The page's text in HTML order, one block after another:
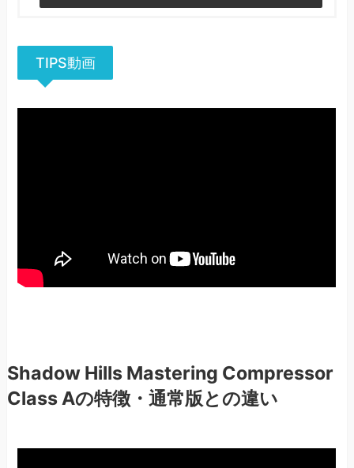
TIPS動画
Shadow Hills Mastering Compressor
Class Aの特徴・通常版との違い